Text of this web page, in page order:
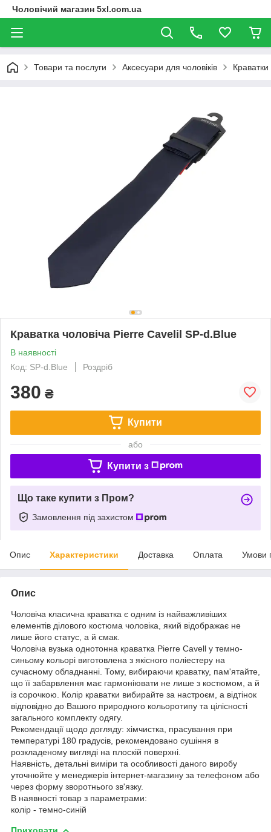
Чоловічий магазин 5xl.com.ua
Товари та послуги Аксесуари для чоловіків Краватки
Краватка чоловіча Pierre Cavelil SP-d.Blue
В наявності
Код: SP-d.Blue
Роздріб
380 ₴
Купити
або
Купити з
Що таке купити з Пром?
Замовлення під захистом
Опис Характеристики Доставка Оплата Умови
Опис
Чоловіча класична краватка є одним із найважливіших
елементів ділового костюма чоловіка, який відображає не
лише його статус, а й смак.
Чоловіча вузька однотонна краватка Pierre Cavell у темно-
синьому кольорі виготовлена з якісного поліестеру на
сучасному обладнанні. Тому, вибираючи краватку, пам'ятайте,
що її забарвлення має гармоніювати не лише з костюмом, а й
із сорочкою. Колір краватки вибирайте за настроєм, а відтінок
відповідно до Вашого природного кольоротипу та цілісності
загального комплекту одягу.
Рекомендації щодо догляду: хімчистка, прасування при
температурі 180 градусів, рекомендовано сушіння в
розкладеному вигляді на плоскій поверхні.
Наявність, детальні виміри та особливості даного виробу
уточнюйте у менеджерів інтернет-магазину за телефоном або
через форму зворотнього зв'язку.
В наявності товар з параметрами:
колір - темно-синій
Приховати